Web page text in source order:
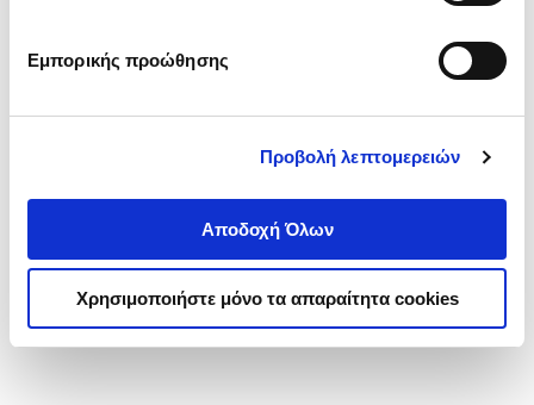
Εμπορικής προώθησης
Προβολή λεπτομερειών
Αποδοχή Όλων
Χρησιμοποιήστε μόνο τα απαραίτητα cookies